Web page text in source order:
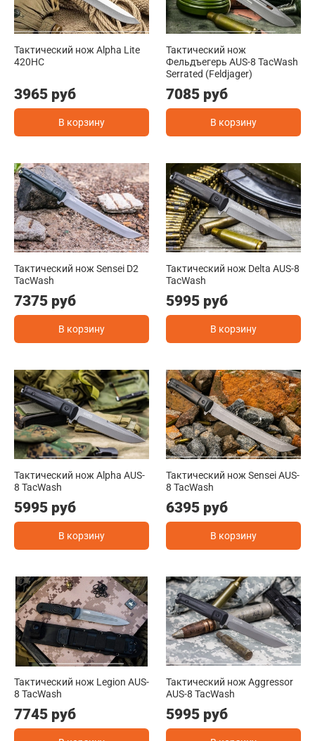
Тактический нож Alpha Lite
420HC
3965 руб
В корзину
Тактический нож
Фельдъегерь AUS-8 TacWash
Serrated (Feldjager)
7085 руб
В корзину
Тактический нож Sensei D2
TacWash
7375 руб
В корзину
Тактический нож Delta AUS-8
TacWash
5995 руб
В корзину
Тактический нож Alpha AUS-
8 TacWash
5995 руб
В корзину
Тактический нож Sensei AUS-
8 TacWash
6395 руб
В корзину
Тактический нож Legion AUS-
8 TacWash
7745 руб
Тактический нож Aggressor
AUS-8 TacWash
5995 руб